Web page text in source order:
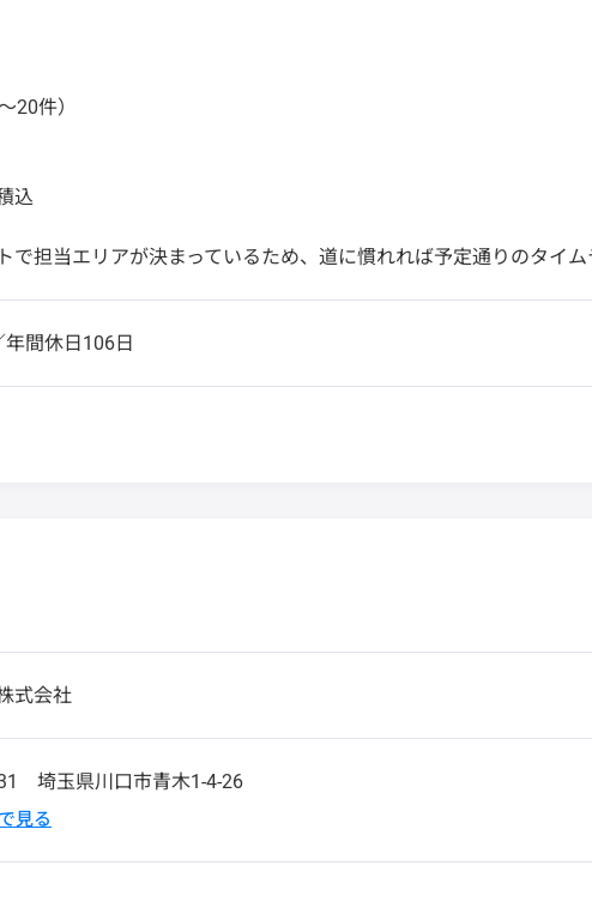
20件）
込
で担当エリアが決まっているため、道に慣れれば予定通りのタイ
間休日106日
式会社
埼玉県川口市青木1-4-26
見る